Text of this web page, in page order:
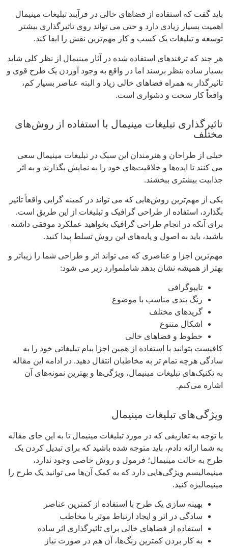
باید گفت که استفاده از فضاهای خالی در فرآیند تبلیغات مینیمال
اهمیت بسیار زیادی دارد و حتی می تواند روی تاثیرگذاری بیشتر
توسعه و تبلیغات یک کسب و کار مهم‌ترین نقش را ایفا کند.
هر چند که ترفند‌های استفاده شده در آثار مینیمال از نظر کلی شاید
بسیار ساده بنظر برسند اما در واقع به وجود آوردن یک طرح قوی و
تاثیرگذار به همراه فضاهای خالی زیاد و البته عناصر بسیار کم،
واقعاً کار سخت و دشواری است.
تاثیرگذاری تبلیغات مینیمال با استفاده از روش‌های
مختلف
خیلی از طراحان و هنرمندان این سبک در تبلیغات مینیمال سعی
می کنند تا ایده‌ها و خلاقیت‌های خود را به نمایش بگذارند و به اثر
جذابیت بیشتری ببخشند.
یکی از مهم‌ترین روش‌هایی که می تواند در کمینه گرایی واقعاً تاثیر
بگذارد، استفاده از طراحی گرافیک و تبلیغات از این طریق است.
برای آنکه در انجام طراحی گرافیک بخواهید عملکرد موفقی داشته
باشید، باید به اصول و پایه‌های این روش تسلط پیدا کنید.
مهم‌ترین اجزا و عناصری که می تواند اثر و طراحی شما را زیباتر و
بهتر از همیشه نشان بدهد شاملموارد زیر می شود:
تایپوگرافی
رنگ بندی مناسب با موضوع
گریدهای مختلف
اشکال متنوع
خطوط و فضاهای خالی
کافیست بتوانید با استفاده از همین اجزا پیام تبلیغاتی خود را به
سادگی هرچه تمام تر به مخاطبان انتقال دهید. در ادامه این مقاله
به تکنیک‌های تبلیغات مینیمال، ویژگی‌ها و بهترین نمونه‌های آن
اشاره می‌کنم.
ویژگی‌های تبلیغات مینیمال
با توجه به تعاریفی که در مورد تبلیغات مینیمال تا به این جای مقاله
به شما ارائه دادم، باید متوجه شده باشید که برای تبدیل کردن یک
طرح به حالت مینیمال؛ فرمول و روش خاصی وجود ندارد،
مینیمالیسم ویژگی‌هایی دارد که به کمک آن‌ها می توانید یک طرح را
مینیمالیزه کنید.
بهینه سازی یک طرح با استفاده از کمترین عناصر
سادگی در اثر و ایجاد ارتباط موثر با مخاطب
استفاده از فضاهای خالی برای تاثیرگذاری اثر ساده
به کار بردن کمترین رنگ‌ها، آن هم در صورت نیاز